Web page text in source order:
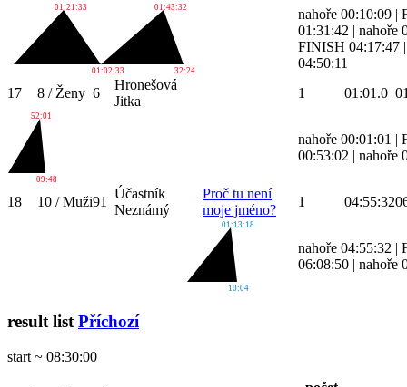
01:21:33
01:02:33
01:43:32
32:24
nahoře 00:10:09 |
01:31:42 | nahoře
FINISH 04:17:47
04:50:11
17
8 / Ženy 6
Hronešová
Jitka
1 01:01.0
52:01
09:48
nahoře 00:01:01 |
00:53:02 | nahoře
18 10 / Muži91
Účastník
Neznámý
Proč tu není
moje jméno?
1 04:55:32
01:13:18
10:04
nahoře 04:55:32 |
06:08:50 | nahoře
result list Příchozí
start ~ 08:30:00